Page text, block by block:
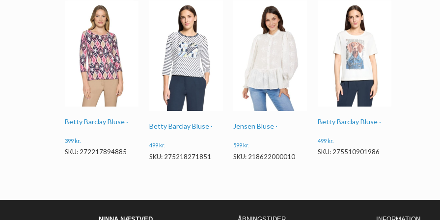
Betty Barclay Bluse ·
399kr.
SKU: 272217894885
Betty Barclay Bluse ·
499 kr.
SKU: 275218271851
Jensen Bluse ·
599 kr.
SKU: 218622000010
Betty Barclay Bluse ·
499kr.
SKU: 275510901986